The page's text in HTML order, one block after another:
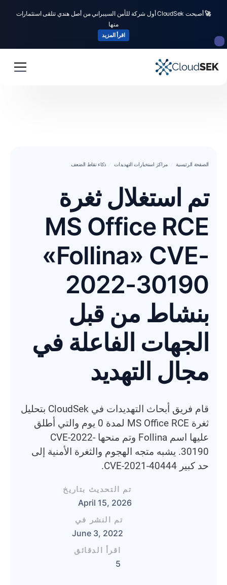
🚀
أصبحت CloudSek أول شركة للأمن السيبراني من أصل هندي تتلقى استثمارات
منها
اقرأ المزيد
الصفحة الرئيسية مراكز استخبارات التهديدات ذكاء نقاط الضعف
تم استغلال ثغرة
MS Office RCE
«Follina» CVE-
2022-30190
بنشاط من قبل
الجهات الفاعلة في
مجال التهديد
قام فريق أبحاث التهديدات في CloudSek بتحليل
ثغرة MS Office RCE لمدة 0 يوم والتي أطلق
عليها اسم Follina وتم منحها CVE-2022-
30190. يشبه متجه الهجوم والثغرة الأمنية إلى
حد كبير CVE-2021-40444.
تم التحديث بتاريخ
April 15, 2026
تم النشر في
June 3, 2022
اقرأ الدقائق
5